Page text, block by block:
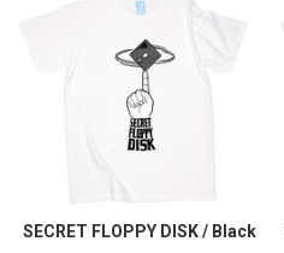
SECRET FLOPPY DISK / Black